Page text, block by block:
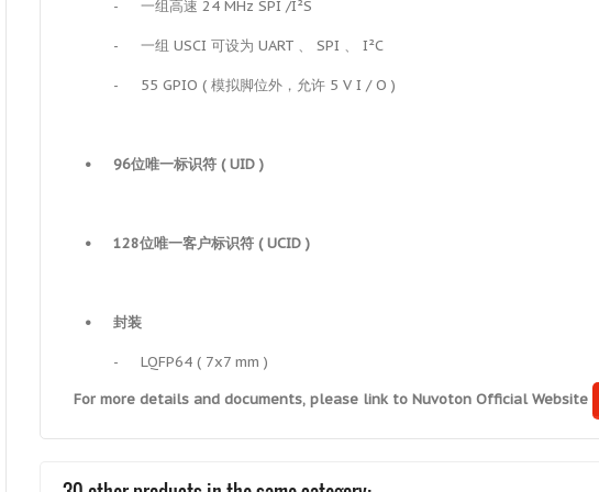
- 一组高速 24 MHz SPI /I²S
- 一组 USCI 可设为 UART 、 SPI 、 I²C
- 55 GPIO ( 模拟脚位外，允许 5 V I / O )
• 96位唯一标识符 ( UID )
• 128位唯一客户标识符 ( UCID )
• 封装
- LQFP64 ( 7x7 mm )
For more details and documents, please link to Nuvoton Official Website